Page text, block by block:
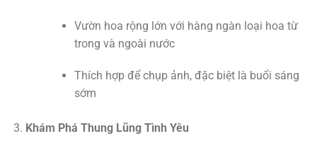
Vườn hoa rộng lớn với hàng ngàn loại hoa từ
trong và ngoài nước
Thích hợp để chụp ảnh, đặc biệt là buổi sáng
sớm
Khám Phá Thung Lũng Tình Yêu